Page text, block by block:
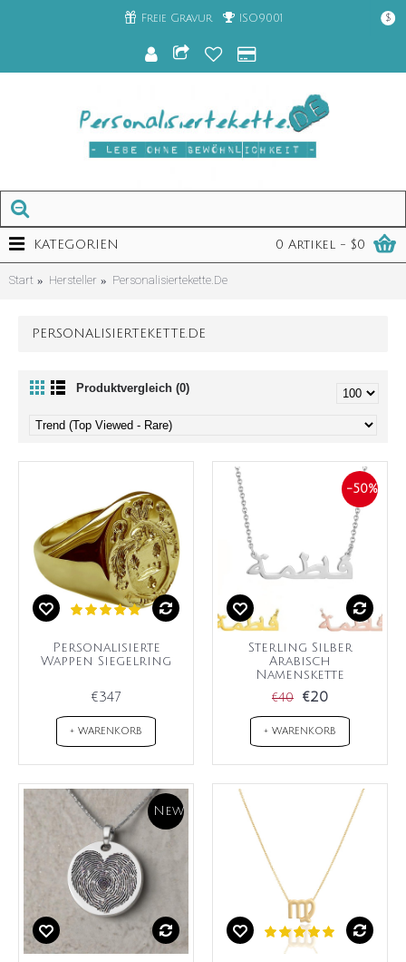
Freie Gravur ISO9001 $
0 Artikel - $0
KATEGORIEN
Start Hersteller Personalisiertekette.De
PERSONALISIERTEKETTE.DE
Produktvergleich (0)
Personalisierte
Wappen Siegelring
€347
+ WARENKORB
-50%
Sterling Silber
Arabisch
Namenskette
€40 €20
+ WARENKORB
New